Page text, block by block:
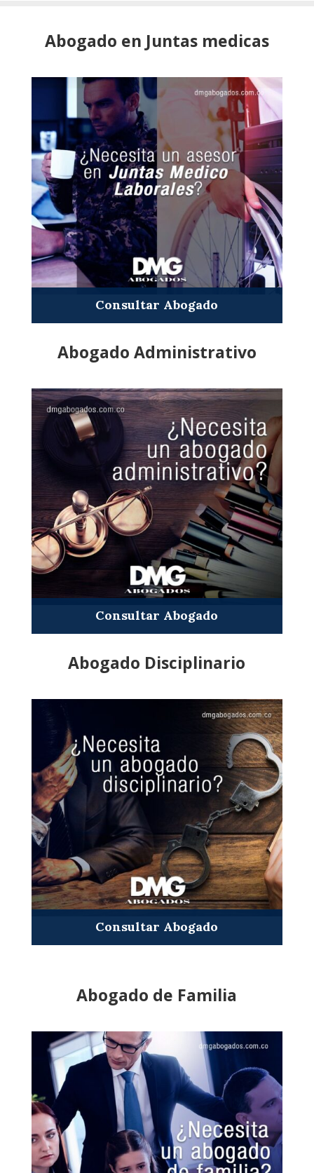
Abogado en Juntas medicas
Consultar Abogado
Abogado Administrativo
Consultar Abogado
Abogado Disciplinario
Consultar Abogado
Abogado de Familia